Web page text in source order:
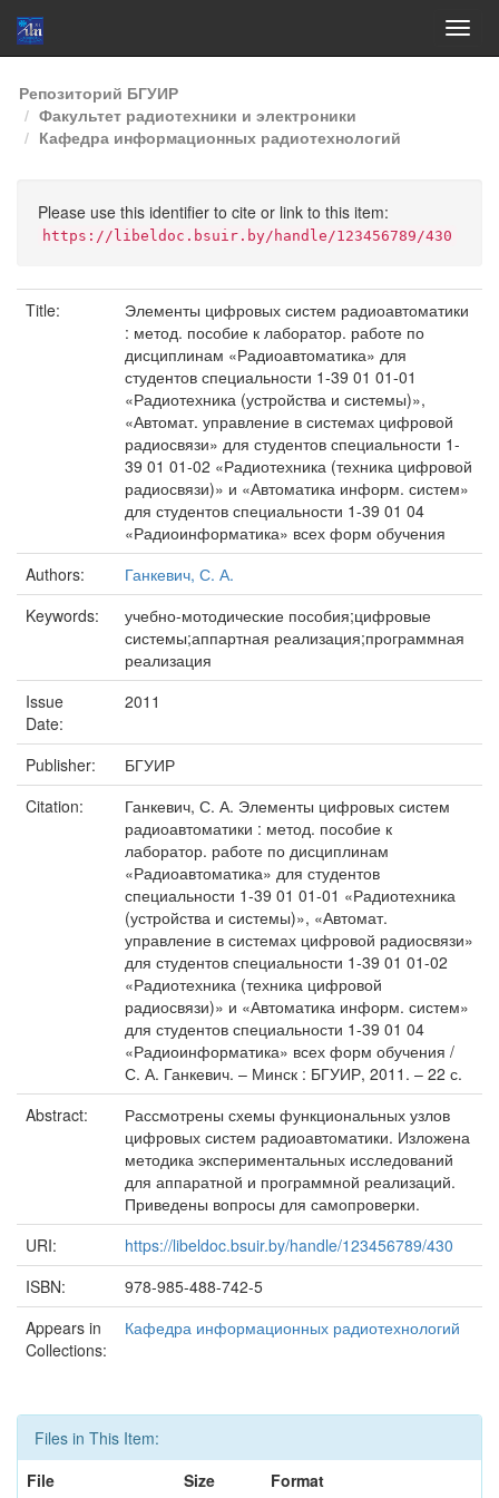
Skip
navigation
Репозиторий БГУИР
Факультет радиотехники и электроники
Кафедра информационных радиотехнологий
Please use this identifier to cite or link to this item:
https://libeldoc.bsuir.by/handle/123456789/430
Title:
Элементы цифровых систем радиоавтоматики
: метод. пособие к лаборатор. работе по
дисциплинам «Радиоавтоматика» для
студентов специальности 1-39 01 01-01
«Радиотехника (устройства и системы)»,
«Автомат. управление в системах цифровой
радиосвязи» для студентов специальности 1-
39 01 01-02 «Радиотехника (техника цифровой
радиосвязи)» и «Автоматика информ. систем»
для студентов специальности 1-39 01 04
«Радиоинформатика» всех форм обучения
Authors:
Ганкевич, С. А.
Keywords:
учебно-мотодические пособия;цифровые
системы;аппартная реализация;программная
реализация
Issue
Date:
2011
Publisher:
БГУИР
Citation:
Ганкевич, С. А. Элементы цифровых систем
радиоавтоматики : метод. пособие к
лаборатор. работе по дисциплинам
«Радиоавтоматика» для студентов
специальности 1-39 01 01-01 «Радиотехника
(устройства и системы)», «Автомат.
управление в системах цифровой радиосвязи»
для студентов специальности 1-39 01 01-02
«Радиотехника (техника цифровой
радиосвязи)» и «Автоматика информ. систем»
для студентов специальности 1-39 01 04
«Радиоинформатика» всех форм обучения /
С. А. Ганкевич. – Минск : БГУИР, 2011. – 22 с.
Abstract:
Рассмотрены схемы функциональных узлов
цифровых систем радиоавтоматики. Изложена
методика экспериментальных исследований
для аппаратной и программной реализаций.
Приведены вопросы для самопроверки.
URI:
https://libeldoc.bsuir.by/handle/123456789/430
ISBN:
978-985-488-742-5
Appears in
Collections:
Кафедра информационных радиотехнологий
Files in This Item:
File
Size Format